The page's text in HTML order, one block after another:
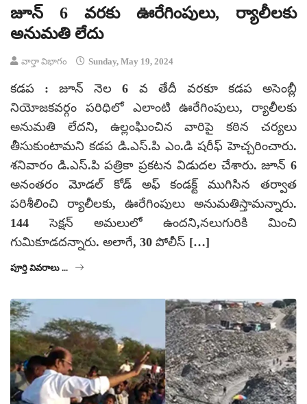
జూన్ 6 వరకు ఊరేగింపులు, ర్యాలీలకు
అనుమతి లేదు
వార్తా విభాగం Sunday, May 19, 2024
కడప : జూన్ నెల 6 వ తేదీ వరకూ కడప అసెంబ్లీ
నియోజకవర్గం పరిధిలో ఎలాంటి ఊరేగింపులు, ర్యాలీలకు
అనుమతి లేదని, ఉల్లంఘించిన వారిపై కఠిన చర్యలు
తీసుకుంటామని కడప డి.ఎస్.పి ఎం.డి షరీఫ్ హెచ్చరించారు.
శనివారం డి.ఎస్.పి పత్రికా ప్రకటన విడుదల చేశారు. జూన్ 6
అనంతరం మోడల్ కోడ్ అఫ్ కండక్ట్ ముగిసిన తర్వాత
పరిశీలించి ర్యాలీలకు, ఊరేగింపులు అనుమతిస్తామన్నారు.
144 సెక్షన్ అమలులో ఉందని,నలుగురికి మించి
గుమికూడదన్నారు. అలాగే, 30 పోలీస్ […]
పూర్తి వివరాలు ...